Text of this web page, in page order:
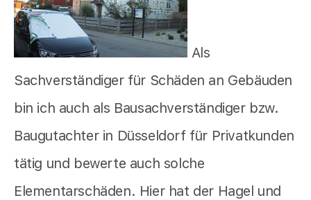
Als
Sachverständiger für Schäden an Gebäuden
bin ich auch als Bausachverständiger bzw.
Baugutachter in Düsseldorf für Privatkunden
tätig und bewerte auch solche
Elementarschäden. Hier hat der Hagel und